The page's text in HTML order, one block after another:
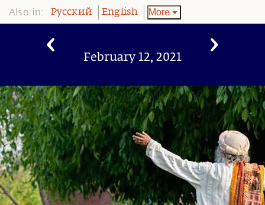
Also in: Pусский English More
February 12, 2021